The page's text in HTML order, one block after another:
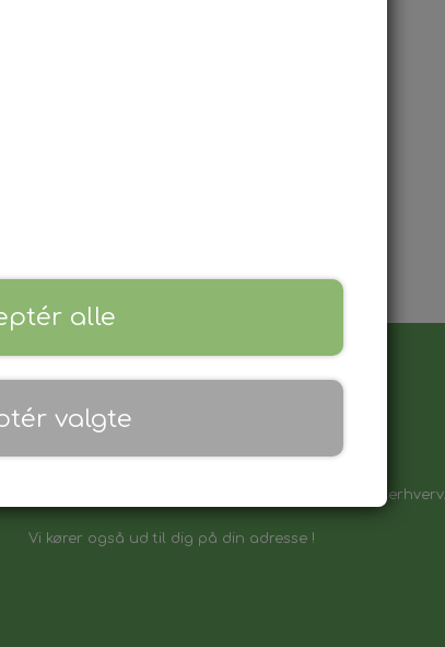
lager
Vores sortiment henvender sig både til private & erhverv.
Vi kører også ud til dig på din adresse !
alle
valgte